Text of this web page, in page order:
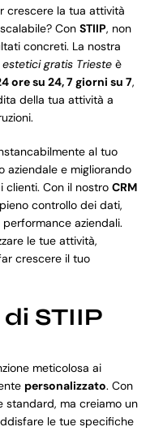
crescere la tua attività
Con STIIP, non
concreti. La nostra
gratis Triesteè
ore su 24, 7 giorni su 7,
della tua attività a
al tuo
aziendale e migliorando
clienti. Con il nostro CRM
controllo dei dati,
aziendali.
le tue attività,
crescere il tuo
STIIP
meticolosa ai
personalizzato. Con
standard, ma creiamo un
le tue specifiche